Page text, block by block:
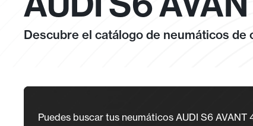
Descubre el catálogo de neumáticos de
Puedes buscar tus neumáticos AUDI S6 AVANT